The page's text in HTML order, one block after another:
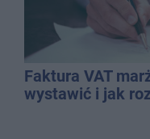
Faktura VAT
wystawić i jak